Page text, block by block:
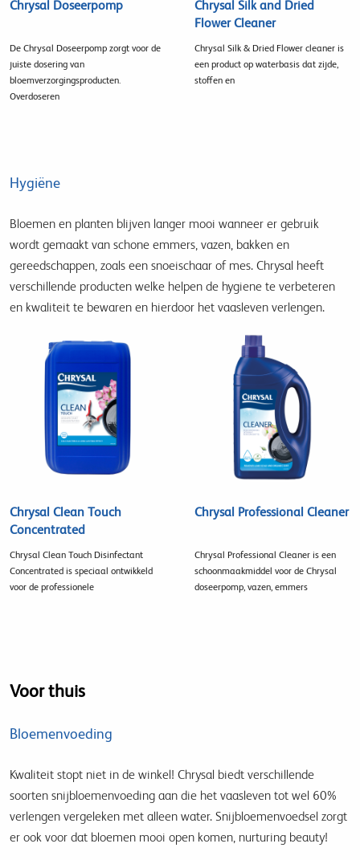
Chrysal Doseerpomp
De Chrysal Doseerpomp zorgt voor de
juiste dosering van
bloemverzorgingsproducten.
Overdoseren
Chrysal Silk and Dried
Flower Cleaner
Chrysal Silk & Dried Flower cleaner is
een product op waterbasis dat zijde,
stoffen en
Hygiëne
Bloemen en planten blijven langer mooi wanneer er gebruik
wordt gemaakt van schone emmers, vazen, bakken en
gereedschappen, zoals een snoeischaar of mes. Chrysal heeft
verschillende producten welke helpen de hygiene te verbeteren
en kwaliteit te bewaren en hierdoor het vaasleven verlengen.
Chrysal Clean Touch
Concentrated
Chrysal Clean Touch Disinfectant
Concentrated is speciaal ontwikkeld
voor de professionele
Chrysal Professional Cleaner
Chrysal Professional Cleaner is een
schoonmaakmiddel voor de Chrysal
doseerpomp, vazen, emmers
Voor thuis
Bloemenvoeding
Kwaliteit stopt niet in de winkel! Chrysal biedt verschillende
soorten snijbloemenvoeding aan die het vaasleven tot wel 60%
verlengen vergeleken met alleen water. Snijbloemenvoedsel zorgt
er ook voor dat bloemen mooi open komen, nurturing beauty!